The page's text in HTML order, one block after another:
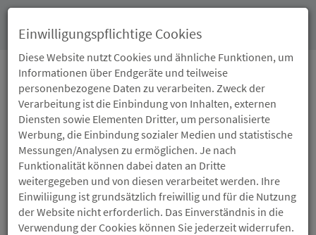
28.04.2023
ADD, ISB UND KREIS
BETONEN GUTE
ZUSAMMENARBEIT MIT
HELFER-STAB
Einwilligungspflichtige Cookies
Diese Website nutzt Cookies und ähnliche Funktionen, um
Informationen über Endgeräte und teilweise
personenbezogene Daten zu verarbeiten. Zweck der
Verarbeitung ist die Einbindung von Inhalten, externen
Diensten sowie Elementen Dritter, um personalisierte
Werbung, die Einbindung sozialer Medien und statistische
Messungen/Analysen zu ermöglichen. Je nach
Funktionalität können dabei daten an Dritte
weitergegeben und von diesen verarbeitet werden. Ihre
Einwiliigung ist grundsätzlich freiwillig und für die Nutzung
der Website nicht erforderlich. Das Einverständnis in die
Verwendung der Cookies können Sie jederzeit widerrufen.